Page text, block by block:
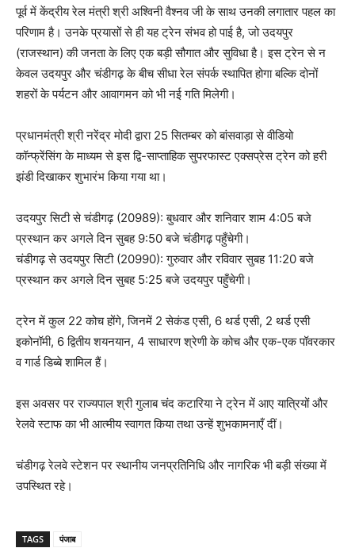
पूर्व में केंद्रीय रेल मंत्री श्री अश्विनी वैश्नव जी के साथ उनकी लगातार पहल का
परिणाम है। उनके प्रयासों से ही यह ट्रेन संभव हो पाई है, जो उदयपुर
(राजस्थान) की जनता के लिए एक बड़ी सौगात और सुविधा है। इस ट्रेन से न
केवल उदयपुर और चंडीगढ़ के बीच सीधा रेल संपर्क स्थापित होगा बल्कि दोनों
शहरों के पर्यटन और आवागमन को भी नई गति मिलेगी।
प्रधानमंत्री श्री नरेंद्र मोदी द्वारा 25 सितम्बर को बांसवाड़ा से वीडियो
कॉन्फ्रेंसिंग के माध्यम से इस द्वि-साप्ताहिक सुपरफास्ट एक्सप्रेस ट्रेन को हरी
झंडी दिखाकर शुभारंभ किया गया था।
उदयपुर सिटी से चंडीगढ़ (20989): बुधवार और शनिवार शाम 4:05 बजे
प्रस्थान कर अगले दिन सुबह 9:50 बजे चंडीगढ़ पहुँचेगी।
चंडीगढ़ से उदयपुर सिटी (20990): गुरुवार और रविवार सुबह 11:20 बजे
प्रस्थान कर अगले दिन सुबह 5:25 बजे उदयपुर पहुँचेगी।
ट्रेन में कुल 22 कोच होंगे, जिनमें 2 सेकंड एसी, 6 थर्ड एसी, 2 थर्ड एसी
इकोनॉमी, 6 द्वितीय शयनयान, 4 साधारण श्रेणी के कोच और एक-एक पॉवरकार
व गार्ड डिब्बे शामिल हैं।
इस अवसर पर राज्यपाल श्री गुलाब चंद कटारिया ने ट्रेन में आए यात्रियों और
रेलवे स्टाफ का भी आत्मीय स्वागत किया तथा उन्हें शुभकामनाएँ दीं।
चंडीगढ़ रेलवे स्टेशन पर स्थानीय जनप्रतिनिधि और नागरिक भी बड़ी संख्या में
उपस्थित रहे।
TAGS पंजाब